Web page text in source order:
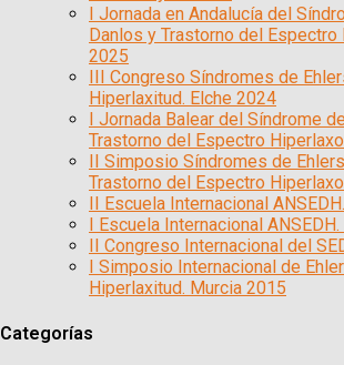
I Jornada en Andalucía del
Danlos y Trastorno del
2025
III Congreso Síndromes de
Hiperlaxitud. Elche 2024
I Jornada Balear del Síndrome
Trastorno del Espectro
II Simposio Síndromes de
Trastorno del Espectro
II Escuela Internacional
I Escuela Internacional
II Congreso Internacional del
I Simposio Internacional de
Hiperlaxitud. Murcia 2015
Categorías